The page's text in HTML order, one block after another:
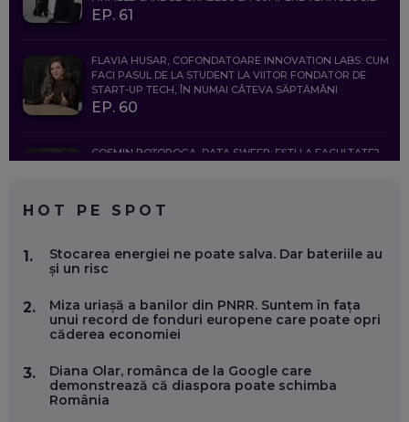
EP. 61
FLAVIA HUSAR, COFONDATOARE INNOVATION LABS: CUM
FACI PASUL DE LA STUDENT LA VIITOR FONDATOR DE
START-UP TECH, ÎN NUMAI CÂTEVA SĂPTĂMÂNI
EP. 60
COSMIN BOȚOROGA, DATA SWEEP: EȘTI LA FACULTATE?
FOLOSEȘTI TEHNOLOGIA CA SĂ FII MAI BUN LA JOB. ȘI CUM
SE VA SCHIMBA MUNCA, ÎN URMĂTORII ANI
MARIUS PAȘCULEA, COFONDATOR AL KULTH: CUM
CĂTRE ARTĂ, LA NIVEL GLOBAL
EP. 57
HOT PE SPOT
1.
Stocarea energiei ne poate salva. Dar bateriile au
și un risc
2.
Miza uriașă a banilor din PNRR. Suntem în fața
unui record de fonduri europene care poate opri
căderea economiei
3.
Diana Olar, românca de la Google care
demonstrează că diaspora poate schimba
România